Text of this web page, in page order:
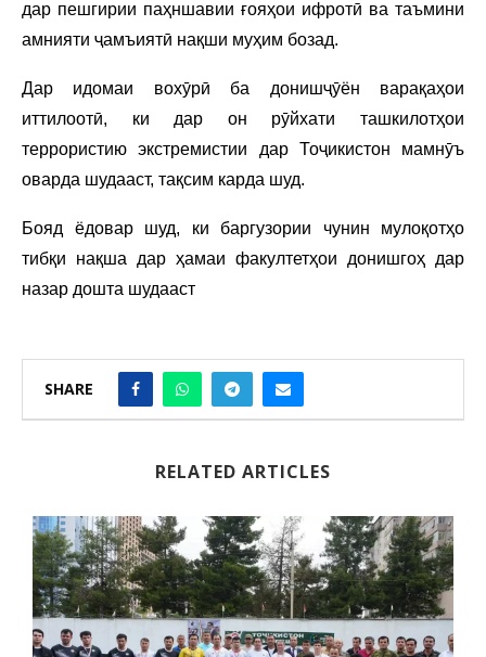
дар пешгирии паҳншавии ғояҳои ифротӣ ва таъмини
амнияти ҷамъиятӣ нақши муҳим бозад.
Дар идомаи вохӯрӣ ба донишҷӯён варақаҳои
иттилоотӣ, ки дар он рӯйхати ташкилотҳои
террористию экстремистии дар Тоҷикистон мамнӯъ
оварда шудааст, тақсим карда шуд.
Бояд ёдовар шуд, ки баргузории чунин мулоқотҳо
тибқи нақша дар ҳамаи факултетҳои донишгоҳ дар
назар дошта шудааст
SHARE
RELATED ARTICLES